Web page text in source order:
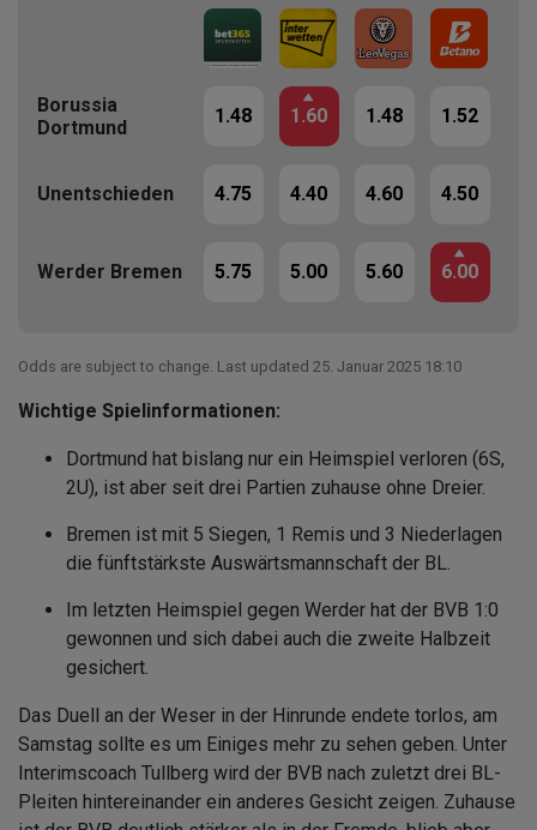
Borussia
Dortmund
Unentschieden
Werder Bremen
1.48
4.75
5.75
1.60
4.40
5.00
1.48
4.60
5.60
1.52
4.50
6.00
Odds are subject to change. Last updated 25. Januar 2025 18:10
Wichtige Spielinformationen:
Dortmund hat bislang nur ein Heimspiel verloren (6S,
2U), ist aber seit drei Partien zuhause ohne Dreier.
Bremen ist mit 5 Siegen, 1 Remis und 3 Niederlagen
die fünftstärkste Auswärtsmannschaft der BL.
Im letzten Heimspiel gegen Werder hat der BVB 1:0
gewonnen und sich dabei auch die zweite Halbzeit
gesichert.
Das Duell an der Weser in der Hinrunde endete torlos, am
Samstag sollte es um Einiges mehr zu sehen geben. Unter
Interimscoach Tullberg wird der BVB nach zuletzt drei BL-
Pleiten hintereinander ein anderes Gesicht zeigen. Zuhause